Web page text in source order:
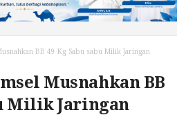
BB 49 Kg Sabu sabu Milik Jaringan
Musnahkan BB
Milik Jaringan